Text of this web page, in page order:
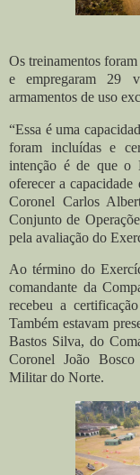
Os treinamentos
e empregaram 29
armamentos de uso
“Essa é uma
foram incluídas e
intenção é de que o
oferecer a
Coronel Carlos
Conjunto de
pela avaliação do
Ao término do
comandante da
recebeu a
Também estavam
Bastos Silva, do
Coronel João Bosco
Militar do Norte.